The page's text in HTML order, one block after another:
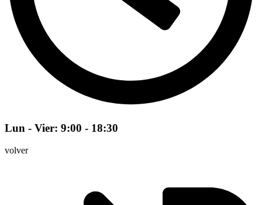
Lun - Vier: 9:00 - 18:30
volver